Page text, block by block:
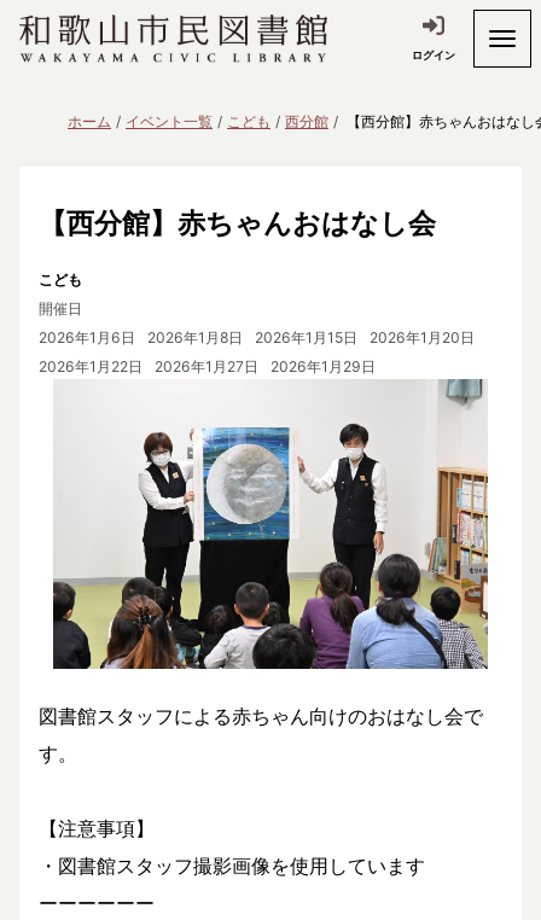
ログイン
ホーム イベント一覧 こども 西分館 【西分館】赤ちゃんおはなし
【西分館】赤ちゃんおはなし会
こども
開催日
2026年1月6日
2026年1月8日 2026年1月15日
2026年1月20日
2026年1月22日
2026年1月27日 2026年1月29日
図書館スタッフによる赤ちゃん向けのおはなし会で
す。
【注意事項】
・図書館スタッフ撮影画像を使用しています
ーーーーーー